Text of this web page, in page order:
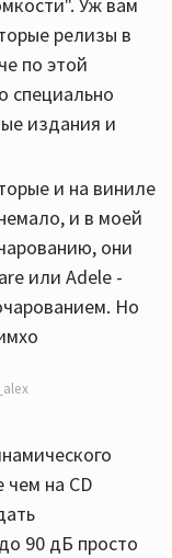
Уж вам
релизы в
по этой
специально
издания и
и на виниле
и в моей
они
или Adele -
Но
чем на СD
90 дБ просто